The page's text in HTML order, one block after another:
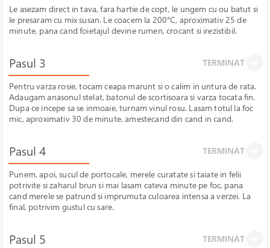
Le asezam direct in tava, fara hartie de copt, le ungem cu ou batut si
le presaram cu mix susan. Le coacem la 200°C, aproximativ 25 de
minute, pana cand foietajul devine rumen, crocant si irezistibil.
Pasul 3 TERMINAT
Pentru varza rosie, tocam ceapa marunt si o calim in untura de rata.
Adaugam anasonul stelat, batonul de scortisoara si varza tocata fin.
Dupa ce incepe sa se inmoaie, turnam vinul rosu. Lasam totul la foc
mic, aproximativ 30 de minute, amestecand din cand in cand.
Pasul 4 TERMINAT
Punem, apoi, sucul de portocale, merele curatate si taiate in felii
potrivite si zaharul brun si mai lasam cateva minute pe foc, pana
cand merele se patrund si imprumuta culoarea intensa a verzei. La
final, potrivim gustul cu sare.
Pasul 5 TERMINAT